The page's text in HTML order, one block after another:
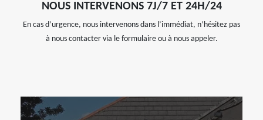
NOUS INTERVENONS 7J/7 ET 24H/24
En cas d’urgence, nous intervenons dans l’immédiat, n’hésitez pas
à nous contacter via le formulaire ou à nous appeler.